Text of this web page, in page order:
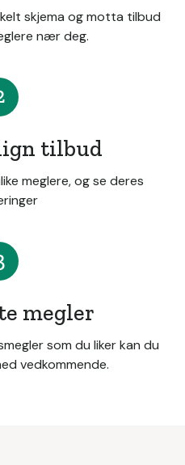
skjema og motta tilbud
nær deg.
tilbud
meglere, og se deres
megler
som du liker kan du
vedkommende.